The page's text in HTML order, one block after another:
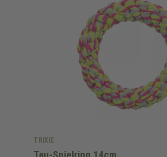
TRIXIE
Tau-Spielring 14cm